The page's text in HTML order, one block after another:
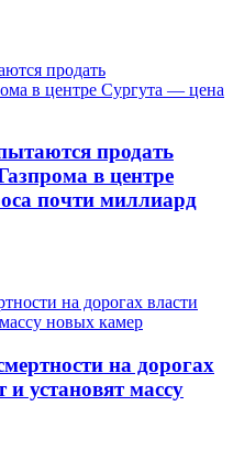
продать
в центре
почти миллиард
на дорогах
установят массу